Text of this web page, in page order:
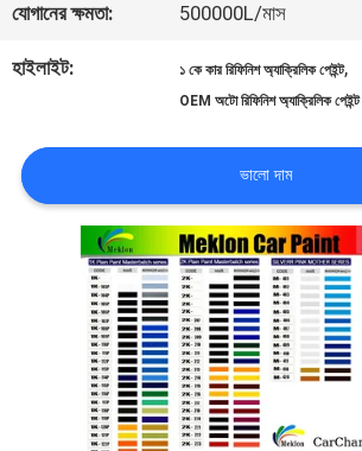
করুন
যোগানের ক্ষমতা: 500000L/মাস
হাইলাইট: ১ কে কার রিফিনিশ অ্যাক্রিলিক পেইন্ট,
OEM অটো রিফিনিশ অ্যাক্রিলিক পেইন্ট
ভালো দাম